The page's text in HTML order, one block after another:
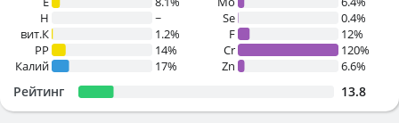
H
~
вит.К
1.2%
PP
14%
Калий
17%
Se
0.4%
F
12%
Cr
120%
Zn
6.6%
Рейтинг 13.8